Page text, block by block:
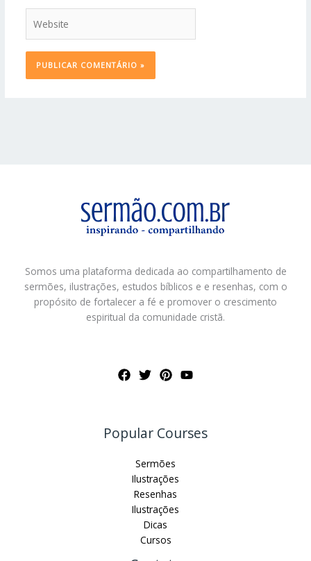
Somos uma plataforma dedicada ao compartilhamento de
sermões, ilustrações, estudos bíblicos e e resenhas, com o
propósito de fortalecer a fé e promover o crescimento
espiritual da comunidade cristã.
Popular Courses
Sermões
Ilustrações
Resenhas
Ilustrações
Dicas
Cursos